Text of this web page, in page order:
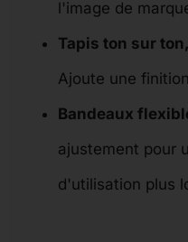
l'image de
Tapis ton sur
Ajoute une
Bandeaux
ajustement pour
d'utilisation plus